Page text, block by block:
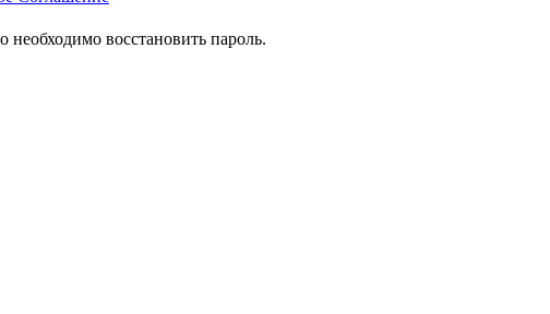
необходимо восстановить пароль.